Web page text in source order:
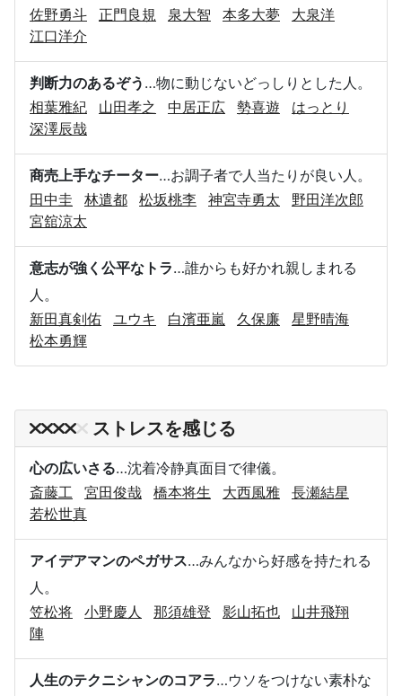
佐野勇斗 正門良規 泉大智 本多大夢
大泉洋
江口洋介
判断力のあるぞう …物に動じないどっしりとした人。
相葉雅紀
山田孝之 中居正広 勢喜遊
はっとり
深澤辰哉
商売上手なチーター…お調子者で人当たりが良い人。
田中圭
林遣都 松坂桃李 神宮寺勇太
野田洋次郎
宮舘涼太
意志が強く公平なトラ…誰からも好かれ親しまれる
人。
新田真剣佑
ユウキ 白濱亜嵐 久保廉
星野晴海
松本勇輝
ストレスを感じる
心の広いさる…沈着冷静真面目で律儀。
斎藤工
宮田俊哉 橋本将生 大西風雅
長瀬結星
若松世真
アイデアマンのペガサス…みんなから好感を持たれる
人。
笠松将
小野慶人 那須雄登 影山拓也
山井飛翔
陣
人生のテクニシャンのコアラ…ウソをつけない素朴な